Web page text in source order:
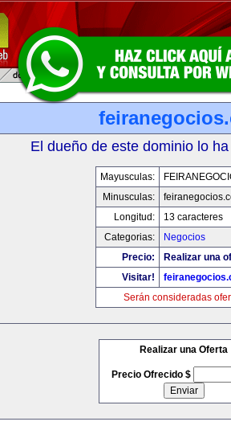
El dueño de este dominio lo
Mayusculas:
Minusculas:
Longitud:
13 caracteres
Categorias:
Negocios
Precio:
Realizar una
Visitar!
Serán consideradas
Realizar una Oferta
Precio Ofrecido $